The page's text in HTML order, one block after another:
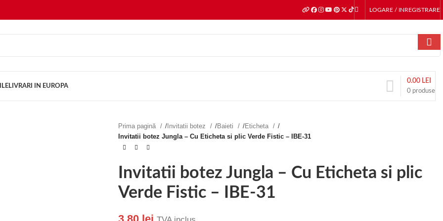
LOGARE / INREGISTRARE
LIVRARI IN EUROPA
0 produse
0.00 LEI
Prima pagină / Invitatii botez /Baieti /Eticheta
/
Invitatii botez Jungla – Cu Eticheta si plic Verde Fistic – IBE-31
Invitatii botez Jungla – Cu Eticheta si plic
Verde Fistic – IBE-31